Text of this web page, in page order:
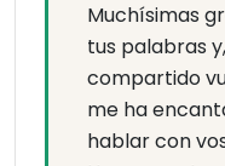
Muchísimas
tus palabras
compartido
me ha
hablar con